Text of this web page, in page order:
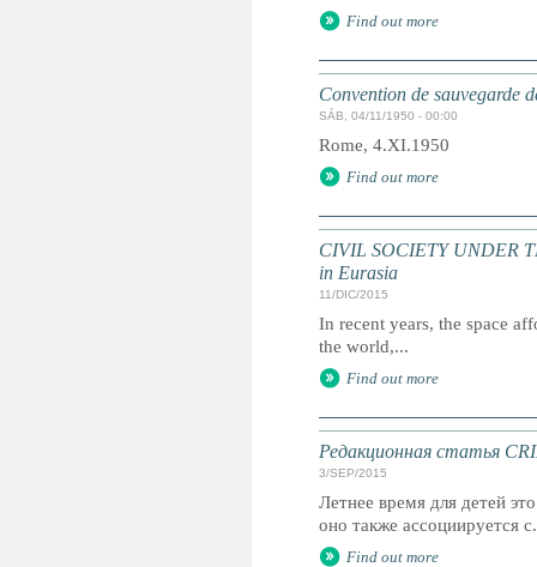
Find out more
Convention de sauvegarde
SÁB, 04/11/1950 - 00:00
Rome, 4.XI.1950
Find out more
CIVIL SOCIETY UNDER
in Eurasia
11/DIC/2015
In recent years, the space
the world,...
Find out more
Редакционная статья
3/SEP/2015
Летнее время для детей
оно также ассоциируется
Find out more